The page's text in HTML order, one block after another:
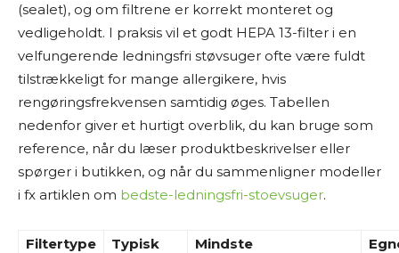
(sealet), og om filtrene er korrekt monteret og
vedligeholdt. I praksis vil et godt HEPA 13-filter i en
velfungerende ledningsfri støvsuger ofte være fuldt
tilstrækkeligt for mange allergikere, hvis
rengøringsfrekvensen samtidig øges. Tabellen
nedenfor giver et hurtigt overblik, du kan bruge som
reference, når du læser produktbeskrivelser eller
spørger i butikken, og når du sammenligner modeller
i fx artiklen om bedste-ledningsfri-stoevsuger.
Filtertype
Typisk
Mindste